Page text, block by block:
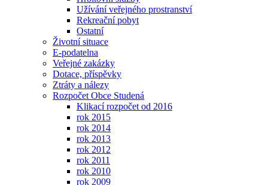
Užívání veřejného prostranství
Rekreační pobyt
Ostatní
Životní situace
E-podatelna
Veřejné zakázky
Dotace, příspěvky
Ztráty a nálezy
Rozpočet Obce Studená
Klikací rozpočet od 2016
rok 2015
rok 2014
rok 2013
rok 2012
rok 2011
rok 2010
rok 2009